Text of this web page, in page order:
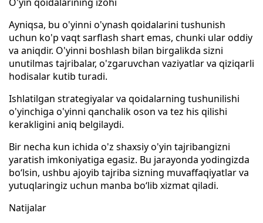
Ayniqsa, bu o'yinni o'ynash qoidalarini tushunish
uchun ko'p vaqt sarflash shart emas, chunki ular oddiy
va aniqdir. O'yinni boshlash bilan birgalikda sizni
unutilmas tajribalar, o'zgaruvchan vaziyatlar va qiziqarli
hodisalar kutib turadi.
Ishlatilgan strategiyalar va qoidalarning tushunilishi
o'yinchiga o'yinni qanchalik oson va tez his qilishi
kerakligini aniq belgilaydi.
Bir necha kun ichida o'z shaxsiy o'yin tajribangizni
yaratish imkoniyatiga egasiz. Bu jarayonda yodingizda
bo‘lsin, ushbu ajoyib tajriba sizning muvaffaqiyatlar va
yutuqlaringiz uchun manba bo‘lib xizmat qiladi.
Natijalar